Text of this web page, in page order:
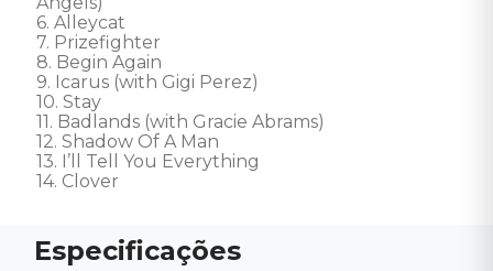
6. Alleycat
7. Prizefighter
8. Begin Again
9. Icarus (with Gigi Perez)
10. Stay
11. Badlands (with Gracie Abrams)
12. Shadow Of A Man
13. I’ll Tell You Everything
14. Clover